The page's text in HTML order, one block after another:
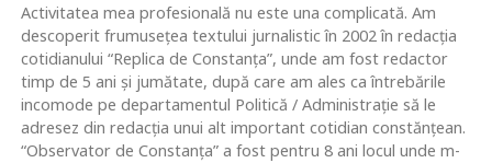
Activitatea mea profesională nu este una complicată. Am
descoperit frumusețea textului jurnalistic în 2002 în redacția
cotidianului “Replica de Constanța”, unde am fost redactor
timp de 5 ani și jumătate, după care am ales ca întrebările
incomode pe departamentul Politică / Administrație să le
adresez din redacția unui alt important cotidian constănțean.
“Observator de Constanța” a fost pentru 8 ani locul unde m-